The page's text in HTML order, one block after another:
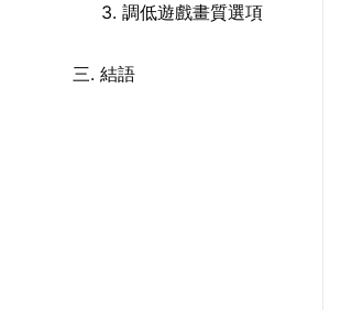
3. 調低遊戲畫質選項
三. 結語